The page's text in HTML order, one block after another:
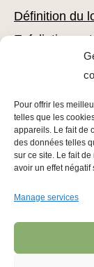
Pour offrir les
telles que les
appareils. Le fait de
des données telles
sur ce site. Le fait
avoir un effet négatif
Manage services
Définition du
Exfoliation
Comment
Conseils pour
Conseils
INFOS
Politique de
Conditions